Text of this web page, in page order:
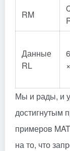
RM
Данные
RL
Мы и рады, и
достигнутым
примеров
на то, что